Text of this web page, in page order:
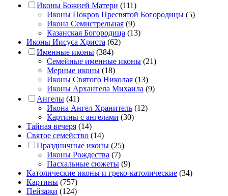
Иконы Божией Матери (111)
Иконы Покров Пресвятой Богородицы (5)
Икона Семистрельная (9)
Казанская Богородица (13)
Иконы Иисуса Христа (62)
Именные иконы (384)
Семейные именные иконы (21)
Мерные иконы (18)
Иконы Святого Николая (13)
Иконы Архангела Михаила (9)
Ангелы (41)
Икона Ангел Хранитель (12)
Картины с ангелами (30)
Тайная вечеря (14)
Святое семейство (14)
Праздничные иконы (25)
Иконы Рождества (7)
Пасхальные сюжеты (9)
Католические иконы и греко-католические (34)
Картины (757)
Пейзажи (124)